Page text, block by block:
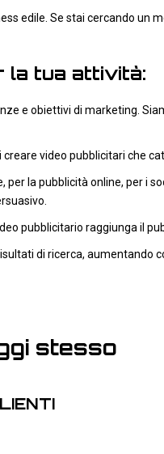
edile. Se stai cercando un
la tua attività:
e obiettivi di marketing.
video pubblicitari che
la pubblicità online, per i
pubblicitario raggiunga il
di ricerca, aumentando
stesso